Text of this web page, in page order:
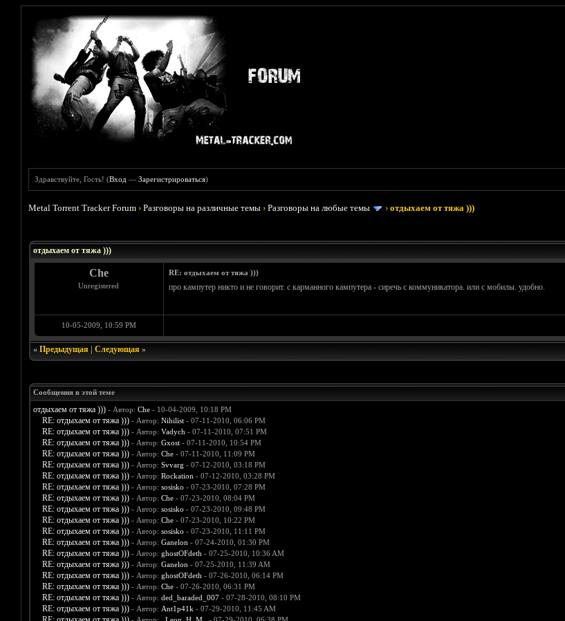
Здравствуйте, Гость! (Вход —Зарегистрироваться)
Metal Torrent Tracker Forum ›Разговоры на различные темы ›Разговоры на любые темы ›отдыхаем от тяжа )))
отдыхаем от тяжа )))
Che
Unregistered
RE: отдыхаем от тяжа )))
про кампутер никто и не говорит. с карманного кампутера - сиречь с коммуникатора. или с мобилы. удобно.
10-05-2009, 10:59 PM
« Предыдущая| Следующая»
Сообщения в этой теме
отдыхаем от тяжа ))) - Автор: Che- 10-04-2009, 10:18 PM
RE: отдыхаем от тяжа ))) - Автор: Nihilist- 07-11-2010, 06:06 PM
RE: отдыхаем от тяжа ))) - Автор: Vadych - 07-11-2010, 07:51 PM
RE: отдыхаем от тяжа ))) - Автор: Gxost- 07-11-2010, 10:54 PM
RE: отдыхаем от тяжа ))) - Автор: Che- 07-11-2010, 11:09 PM
RE: отдыхаем от тяжа ))) - Автор: Svvarg - 07-12-2010, 03:18 PM
RE: отдыхаем от тяжа ))) - Автор: Rockation - 07-12-2010, 03:28 PM
RE: отдыхаем от тяжа ))) - Автор: sosisko - 07-23-2010, 07:28 PM
RE: отдыхаем от тяжа ))) - Автор: Che- 07-23-2010, 08:04 PM
RE: отдыхаем от тяжа ))) - Автор: sosisko - 07-23-2010, 09:48 PM
RE: отдыхаем от тяжа ))) - Автор: Che- 07-23-2010, 10:22 PM
RE: отдыхаем от тяжа ))) - Автор: sosisko - 07-23-2010, 11:11 PM
RE: отдыхаем от тяжа ))) - Автор: Ganelon - 07-24-2010, 01:30 PM
RE: отдыхаем от тяжа ))) - Автор: ghostOFdeth - 07-25-2010, 10:36 AM
RE: отдыхаем от тяжа ))) - Автор: Ganelon - 07-25-2010, 11:39 AM
RE: отдыхаем от тяжа ))) - Автор: ghostOFdeth - 07-26-2010, 06:14 PM
RE: отдыхаем от тяжа ))) - Автор: Che- 07-26-2010, 06:31 PM
RE: отдыхаем от тяжа ))) - Автор: ded_baraded_007- 07-28-2010, 08:10 PM
RE: отдыхаем от тяжа ))) - Автор: Ant1p41k - 07-29-2010, 11:45 AM